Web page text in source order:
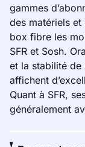
gammes
des matériels
box fibre les
SFR et Sosh.
et la stabilité de
affichent
Quant à SFR,
généralement